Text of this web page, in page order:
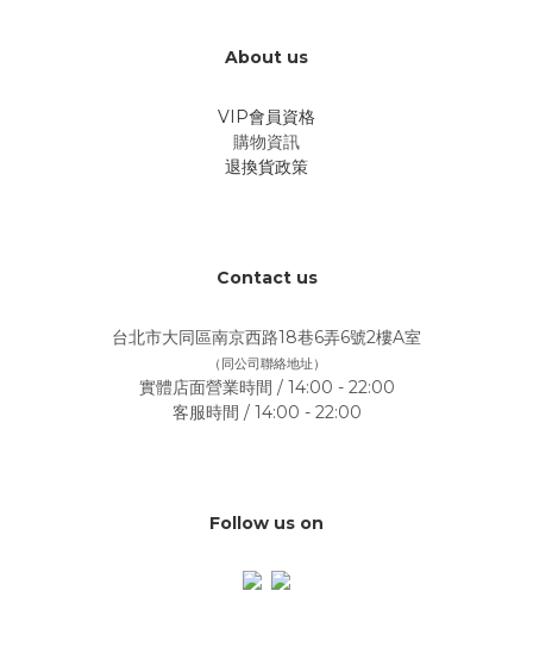
About us
VIP會員資格
購物資訊
退換貨政策
Contact us
台北市大同區南京西路18巷6弄6號2樓A室
（同公司聯絡地址）
實體店面營業時間 / 14:00 - 22:00
客服時間 / 14:00 - 22:00
Follow us on